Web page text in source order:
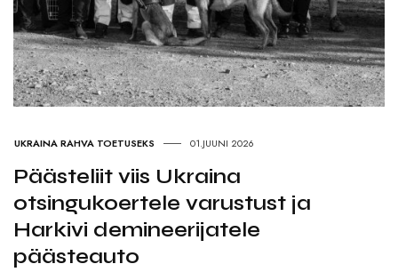
UKRAINA RAHVA TOETUSEKS 01.JUUNI 2026
Päästeliit viis Ukraina
otsingukoertele varustust ja
Harkivi demineerijatele
päästeauto